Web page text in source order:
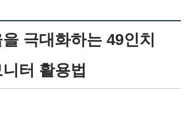
극대화하는 49인치
터 활용법